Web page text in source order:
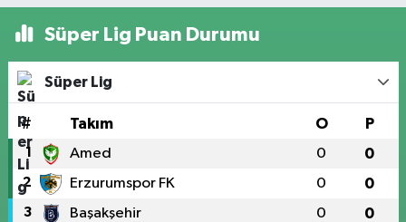
Süper Lig Puan Durumu
Süper Lig
# Takım O P
1 Amed 0 0
2 Erzurumspor FK 0 0
3 Başakşehir 0 0